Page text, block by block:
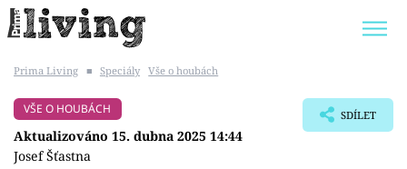
BYDLENÍ SLAVNÝCH
Prima Living ■ Speciály Vše o houbách
VŠE O HOUBÁCH
Aktualizováno 15. dubna 2025 14:44
Josef Šťastna
SDÍLET